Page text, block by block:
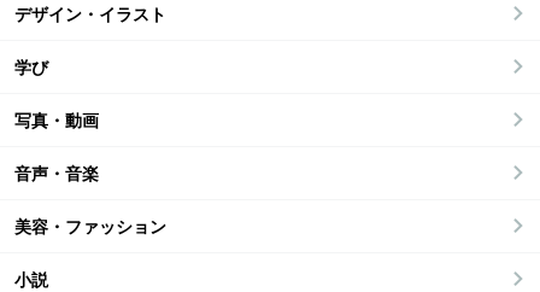
デザイン・イラスト
学び
写真・動画
音声・音楽
美容・ファッション
小説